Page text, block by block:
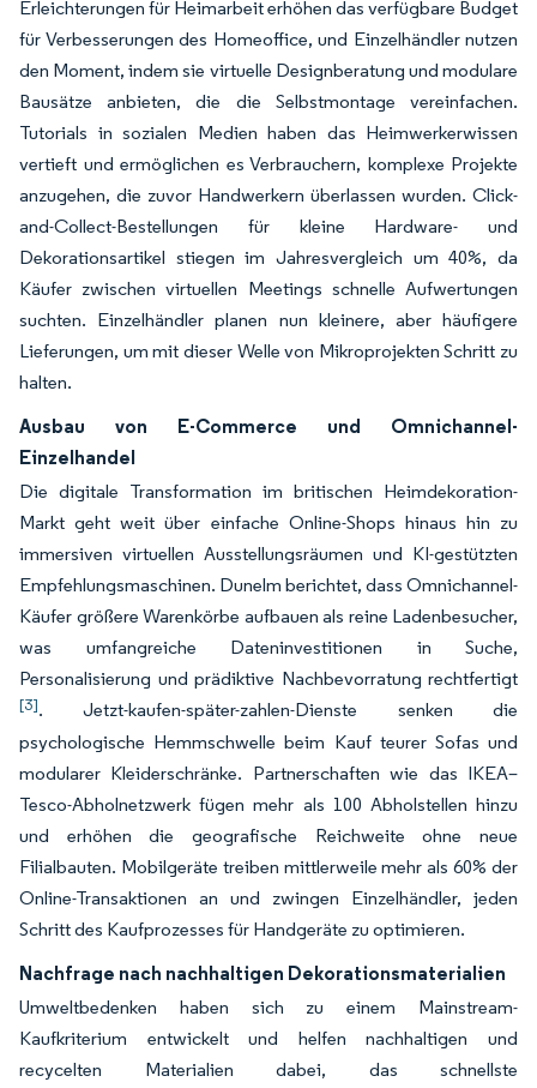
Erleichterungen für Heimarbeit erhöhen das verfügbare Budget
für Verbesserungen des Homeoffice, und Einzelhändler nutzen
den Moment, indem sie virtuelle Designberatung und modulare
Bausätze anbieten, die die Selbstmontage vereinfachen.
Tutorials in sozialen Medien haben das Heimwerkerwissen
vertieft und ermöglichen es Verbrauchern, komplexe Projekte
anzugehen, die zuvor Handwerkern überlassen wurden. Click-
and-Collect-Bestellungen für kleine Hardware- und
Dekorationsartikel stiegen im Jahresvergleich um 40%, da
Käufer zwischen virtuellen Meetings schnelle Aufwertungen
suchten. Einzelhändler planen nun kleinere, aber häufigere
Lieferungen, um mit dieser Welle von Mikroprojekten Schritt zu
halten.
Ausbau von E-Commerce und Omnichannel-
Einzelhandel
Die digitale Transformation im britischen Heimdekoration-
Markt geht weit über einfache Online-Shops hinaus hin zu
immersiven virtuellen Ausstellungsräumen und KI-gestützten
Empfehlungsmaschinen. Dunelm berichtet, dass Omnichannel-
Käufer größere Warenkörbe aufbauen als reine Ladenbesucher,
was umfangreiche Dateninvestitionen in Suche,
Personalisierung und prädiktive Nachbevorratung rechtfertigt
[3]. Jetzt-kaufen-später-zahlen-Dienste senken die
psychologische Hemmschwelle beim Kauf teurer Sofas und
modularer Kleiderschränke. Partnerschaften wie das IKEA–
Tesco-Abholnetzwerk fügen mehr als 100 Abholstellen hinzu
und erhöhen die geografische Reichweite ohne neue
Filialbauten. Mobilgeräte treiben mittlerweile mehr als 60% der
Online-Transaktionen an und zwingen Einzelhändler, jeden
Schritt des Kaufprozesses für Handgeräte zu optimieren.
Nachfrage nach nachhaltigen Dekorationsmaterialien
Umweltbedenken haben sich zu einem Mainstream-
Kaufkriterium entwickelt und helfen nachhaltigen und
recycelten Materialien dabei, das schnellste